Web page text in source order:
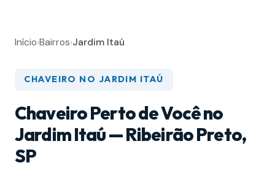
Início›Bairros›Jardim Itaú
CHAVEIRO NO JARDIM ITAÚ
Chaveiro Perto de Você no
Jardim Itaú — Ribeirão Preto,
SP